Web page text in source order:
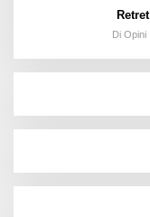
Di Opini